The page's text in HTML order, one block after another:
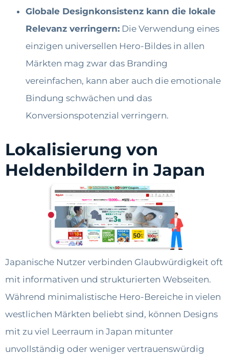
Globale Designkonsistenz kann die lokale
Relevanz verringern: Die Verwendung eines
einzigen universellen Hero-Bildes in allen
Märkten mag zwar das Branding
vereinfachen, kann aber auch die emotionale
Bindung schwächen und das
Konversionspotenzial verringern.
Lokalisierung von
Heldenbildern in Japan
Japanische Nutzer verbinden Glaubwürdigkeit oft
mit informativen und strukturierten Webseiten.
Während minimalistische Hero-Bereiche in vielen
westlichen Märkten beliebt sind, können Designs
mit zu viel Leerraum in Japan mitunter
unvollständig oder weniger vertrauenswürdig